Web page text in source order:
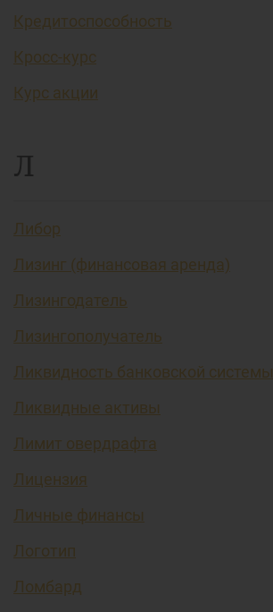
Кредитоспособность
Кросс-курс
Курс акции
Л
Либор
Лизинг (финансовая аренда)
Лизингодатель
Лизингополучатель
Ликвидность банковской системы
Ликвидные активы
Лимит овердрафта
Лицензия
Личные финансы
Логотип
Ломбард